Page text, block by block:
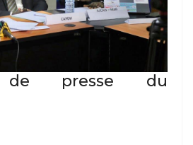
de presse du